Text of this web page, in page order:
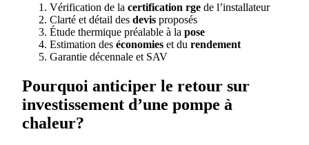
Vérification de la certification rge de l’installateur
Clarté et détail des devis proposés
Étude thermique préalable à la pose
Estimation des économies et du rendement
Garantie décennale et SAV
Pourquoi anticiper le retour sur
investissement d’une pompe à
chaleur?